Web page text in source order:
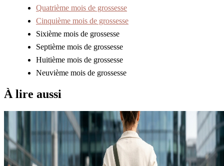
Quatrième mois de grossesse
Cinquième mois de grossesse
Sixième mois de grossesse
Septième mois de grossesse
Huitième mois de grossesse
Neuvième mois de grossesse
À lire aussi